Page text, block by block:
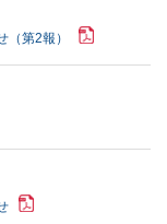
（第2報）